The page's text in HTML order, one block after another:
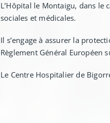
L’Hôpital le Montaigu, dans le
sociales et médicales.
Il s’engage à assurer la
Règlement Général Européen
Le Centre Hospitalier de